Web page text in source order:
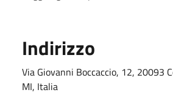
Indirizzo
Via Giovanni Boccaccio, 12, 20093
MI, Italia